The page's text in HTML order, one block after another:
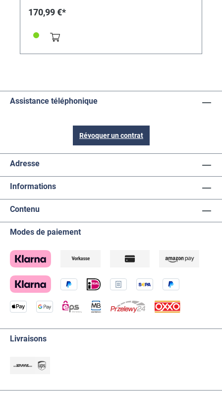
Schraube): 36mm - Uhrwerk-Maße: ca. 57 breit x 85
Gummi-Unterlegscheibe und Zubehörschrauben
INKLUSIVE ZEIGERSATZ: Std 330, Min 450, Sek.
werk ein Aufhänger montiert - das Gewicht der Uhr
wird dann voll vom Aufhänger getragen (unsere
170,99 €*
Assistance téléphonique
Révoquer un contrat
Adresse
Informations
Contenu
Modes de paiement
Livraisons